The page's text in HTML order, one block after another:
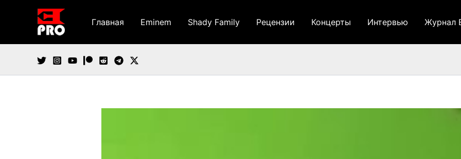
содержимому
Главная Eminem Shady Family Рецензии Концерты Интервью Журнал